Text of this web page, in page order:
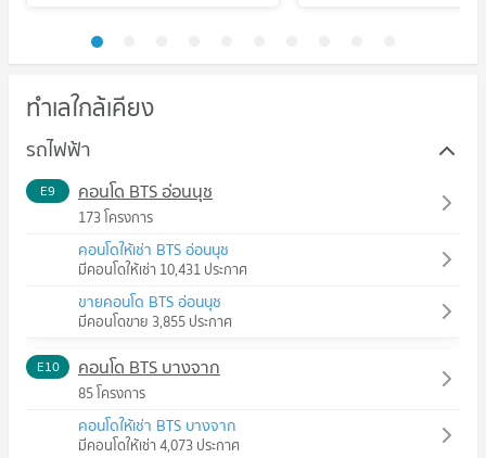
ทำเลใกล้เคียง
รถไฟฟ้า
E9 คอนโด BTS อ่อนนุช
173 โครงการ
คอนโดให้เช่า BTS อ่อนนุช
มีคอนโดให้เช่า 10,431 ประกาศ
ขายคอนโด BTS อ่อนนุช
มีคอนโดขาย 3,855 ประกาศ
E10 คอนโด BTS บางจาก
85 โครงการ
คอนโดให้เช่า BTS บางจาก
มีคอนโดให้เช่า 4,073 ประกาศ